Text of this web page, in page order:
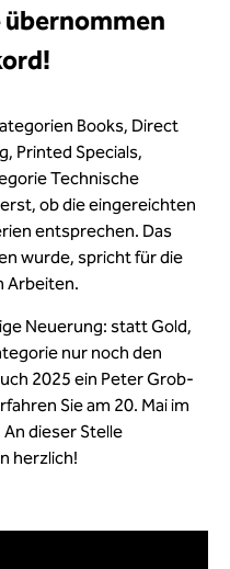
übernommen
Books, Direct
Printed Specials,
Technische
ob die eingereichten
entsprechen. Das
wurde, spricht für die
Arbeiten.
Neuerung: statt Gold,
nur noch den
2025 ein Peter Grob-
Sie am 20. Mai im
dieser Stelle
herzlich!